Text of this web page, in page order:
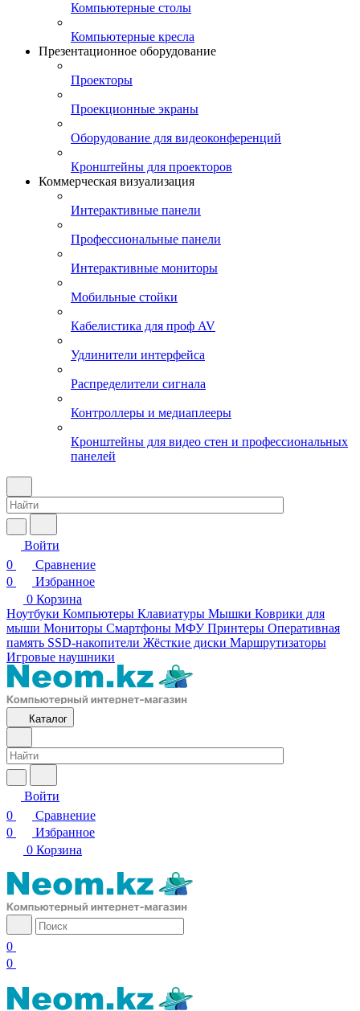
Компьютерные столы
Компьютерные кресла
Презентационное оборудование
Проекторы
Проекционные экраны
Оборудование для видеоконференций
Кронштейны для проекторов
Коммерческая визуализация
Интерактивные панели
Профессиональные панели
Интерактивные мониторы
Мобильные стойки
Кабелистика для проф AV
Удлинители интерфейса
Распределители сигнала
Контроллеры и медиаплееры
Кронштейны для видео стен и профессиональных
панелей
Войти
0
Сравнение
0
Избранное
0 Корзина
Ноутбуки Компьютеры Клавиатуры Мышки Коврики для
мыши Мониторы Смартфоны МФУ Принтеры Оперативная
память SSD-накопители Жёсткие диски Маршрутизаторы
Игровые наушники
Каталог
Войти
0
Сравнение
0
Избранное
0 Корзина
0
0